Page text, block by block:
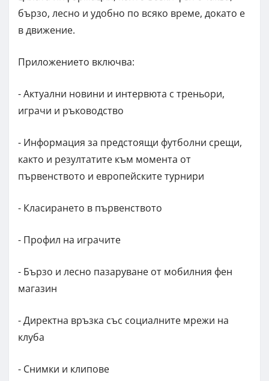
бързо, лесно и удобно по всяко време, докато е
в движение.
Приложението включва:
- Актуални новини и интервюта с треньори,
играчи и ръководство
- Информация за предстоящи футболни срещи,
както и резултатите към момента от
първенството и европейските турнири
- Класирането в първенството
- Профил на играчите
- Бързо и лесно пазаруване от мобилния фен
магазин
- Директна връзка със социалните мрежи на
клуба
- Снимки и клипове